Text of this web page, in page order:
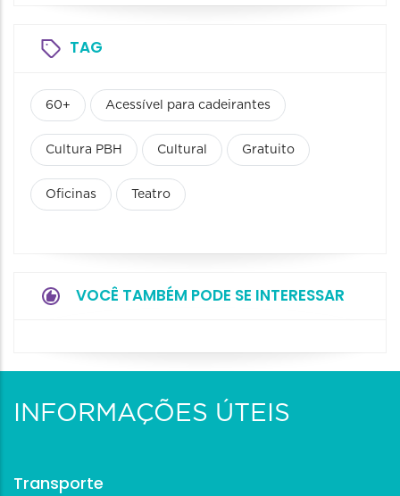
TAG
60+ Acessível para cadeirantes
Cultura PBH Cultural Gratuito
Oficinas Teatro
VOCÊ TAMBÉM PODE SE INTERESSAR
INFORMAÇÕES ÚTEIS
Transporte